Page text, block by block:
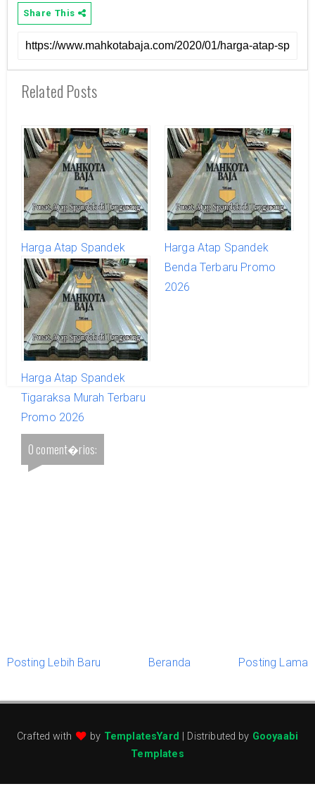
Share This
Related Posts
Harga Atap Spandek
Karangtengah Terbaru
Promo 2026
Harga Atap Spandek
Benda Terbaru Promo
2026
Harga Atap Spandek
Tigaraksa Murah Terbaru
Promo 2026
0 coment�rios:
Posting Lebih Baru Beranda Posting Lama
Crafted with by TemplatesYard | Distributed by Gooyaabi
Templates